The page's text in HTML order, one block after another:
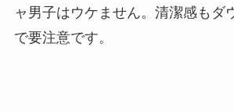
ャ男子はウケません。清潔感もダ
で要注意です。